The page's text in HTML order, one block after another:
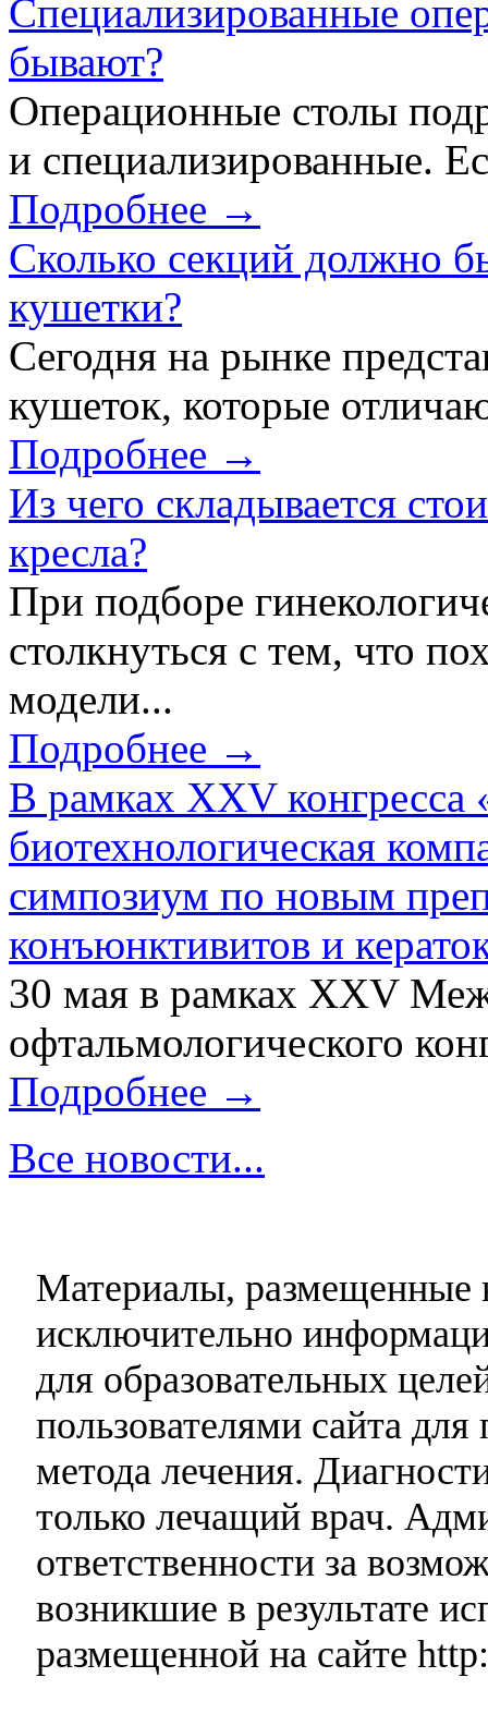
Специализированные
бывают?
Операционные столы
и специализированные.
Подробнее →
Сколько секций должно
кушетки?
Сегодня на рынке
кушеток, которые
Подробнее →
Из чего складывается
кресла?
При подборе
столкнуться с тем, что
модели...
Подробнее →
В рамках XXV конгресса
биотехнологическая
симпозиум по новым
конъюнктивитов и
30 мая в рамках XXV
офтальмологического
Подробнее →
Все новости...
Материалы, размещенные
исключительно
для образовательных
пользователями сайта
метода лечения.
только лечащий врач.
ответственности за
возникшие в результате
размещенной на сайте